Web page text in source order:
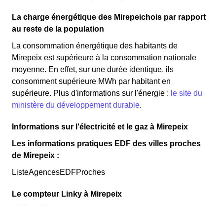
La charge énergétique des Mirepeichois par rapport
au reste de la population
La consommation énergétique des habitants de
Mirepeix est supérieure à la consommation nationale
moyenne. En effet, sur une durée identique, ils
consomment supérieure MWh par habitant en
supérieure. Plus d'informations sur l'énergie : le site du
ministère du développement durable.
Informations sur l'électricité et le gaz à Mirepeix
Les informations pratiques EDF des villes proches
de Mirepeix :
ListeAgencesEDFProches
Le compteur Linky à Mirepeix